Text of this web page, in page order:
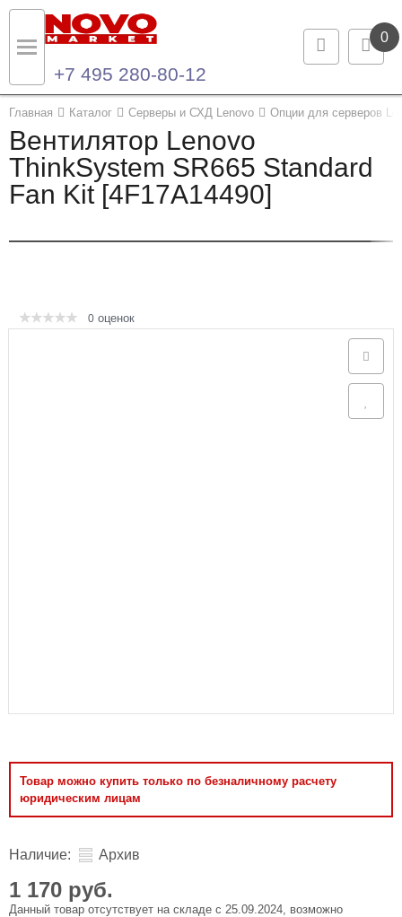
0
+7 495 280-80-12
Главная Каталог Серверы и СХД Lenovo Опции для серверов
Вентилятор Lenovo
ThinkSystem SR665 Standard
Fan Kit [4F17A14490]
Товар можно купить только по безналичному расчету
юридическим лицам
0 оценок
Наличие: Архив
1 170 руб.
Данный товар отсутствует на складе с 25.09.2024, возможно
Назад
Каталог продукции
Ноутбуки и ультрабуки
Серверы и СХД
Назад
Контакты
Контактная информация